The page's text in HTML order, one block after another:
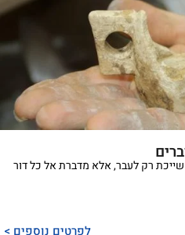
רק לעבר, אלא מדברת אל כל דור
לפרטים נוספים >